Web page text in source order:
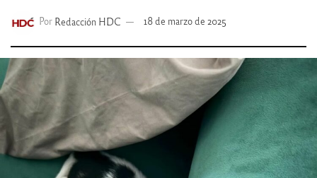
Por Redacción HDC 18 de marzo de 2025